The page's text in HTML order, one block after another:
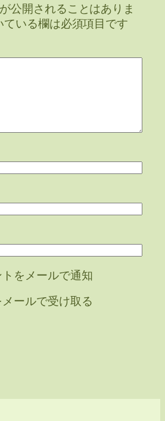
公開されることはありま
ている欄は必須項目です
をメールで通知
ールで受け取る